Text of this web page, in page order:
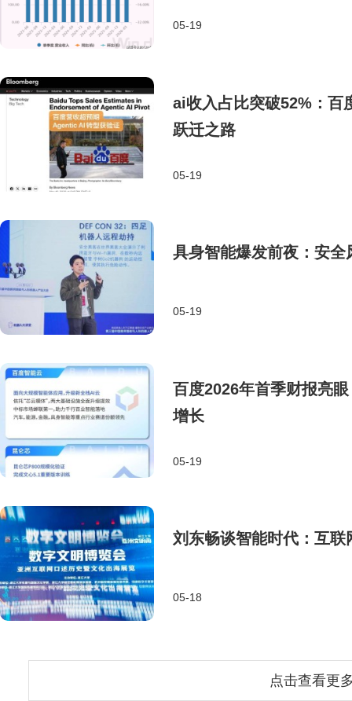
05-19
ai收入占比突破52%：百
跃迁之路
05-19
具身智能爆发前夜：安全
05-19
百度2026年首季财报亮
增长
05-19
刘东畅谈智能时代：互
05-18
点击查看更